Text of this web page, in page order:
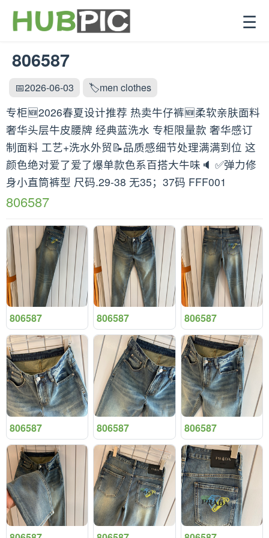
☰
806587
📅2026-06-03 🏷️men clothes
专柜🆕2026春夏设计推荐 热卖牛仔裤🆕柔软亲肤面料
奢华头层牛皮腰牌 经典蓝洗水 专柜限量款 奢华感订
制面料 工艺+洗水外贸📝品质感细节处理满满到位 这
颜色绝对爱了爱了爆单款色系百搭大牛味🔈 ✅弹力修
身小直筒裤型 尺码.29-38 无35；37码 FFF001
806587
806587 806587 806587
806587 806587 806587